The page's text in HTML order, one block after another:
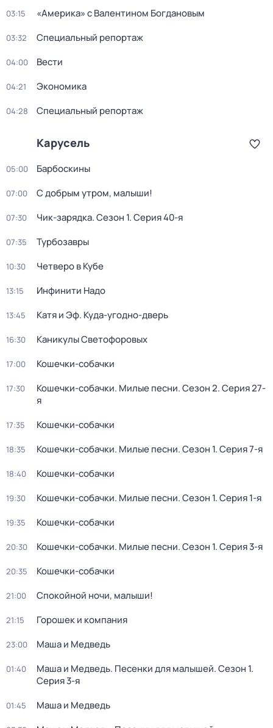
03:15 «Америка» с Валентином Богдановым
03:32 Специальный репортаж
04:00 Вести
04:21 Экономика
04:28 Специальный репортаж
Карусель
05:00 Барбоскины
07:00 С добрым утром, малыши!
07:30 Чик-зарядка. Сезон 1. Серия 40-я
07:35 Турбозавры
10:30 Четверо в Кубе
13:15 Инфинити Надо
13:45 Катя и Эф. Куда-угодно-дверь
16:30 Каникулы Светофоровых
17:00 Кошечки-собачки
17:30 Кошечки-собачки. Милые песни. Сезон 2. Серия 27-
я
17:35 Кошечки-собачки
18:35 Кошечки-собачки. Милые песни. Сезон 1. Серия 7-я
18:40 Кошечки-собачки
19:30 Кошечки-собачки. Милые песни. Сезон 1. Серия 1-я
19:35 Кошечки-собачки
20:30 Кошечки-собачки. Милые песни. Сезон 1. Серия 3-я
20:35 Кошечки-собачки
21:00 Спокойной ночи, малыши!
21:15 Горошек и компания
23:00 Маша и Медведь
01:40 Маша и Медведь. Песенки для малышей. Сезон 1.
Серия 3-я
01:45 Маша и Медведь